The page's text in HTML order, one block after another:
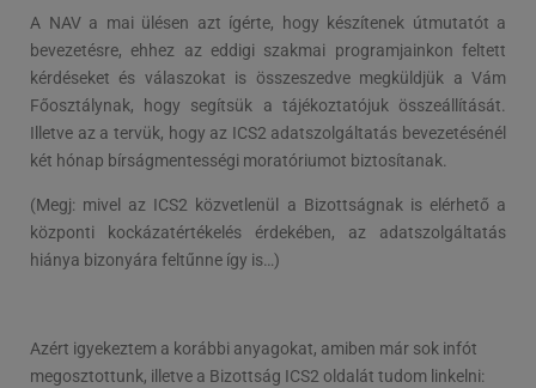
A NAV a mai ülésen azt ígérte, hogy készítenek útmutatót a
bevezetésre, ehhez az eddigi szakmai programjainkon feltett
kérdéseket és válaszokat is összeszedve megküldjük a Vám
Főosztálynak, hogy segítsük a tájékoztatójuk összeállítását.
Illetve az a tervük, hogy az ICS2 adatszolgáltatás bevezetésénél
két hónap bírságmentességi moratóriumot biztosítanak.
(Megj: mivel az ICS2 közvetlenül a Bizottságnak is elérhető a
központi kockázatértékelés érdekében, az adatszolgáltatás
hiánya bizonyára feltűnne így is…)
Azért igyekeztem a korábbi anyagokat, amiben már sok infót
megosztottunk, illetve a Bizottság ICS2 oldalát tudom linkelni: